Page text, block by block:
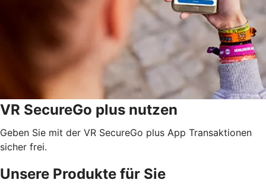
VR SecureGo plus nutzen
Geben Sie mit der VR SecureGo plus App Transaktionen
sicher frei.
Unsere Produkte für Sie